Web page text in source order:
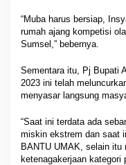
“Muba harus bersiap,
rumah ajang kompetisi
Sumsel,” bebernya.
Sementara itu, Pj Bupati
2023 ini telah
menyasar langsung
“Saat ini terdata ada
miskin ekstrem dan saat
BANTU UMAK, selain itu
ketenagakerjaan